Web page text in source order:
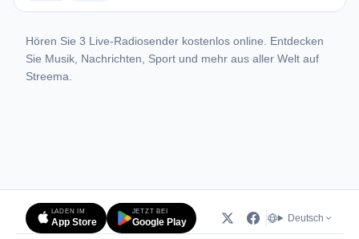
Hören Sie 3 Live-Radiosender kostenlos online. Entdecken
Sie Musik, Nachrichten, Sport und mehr aus aller Welt auf
Streema.
LADEN IM
App Store
JETZT BEI
Google Play Deutsch